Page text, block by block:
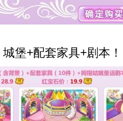
堡+配套家具+剧本！